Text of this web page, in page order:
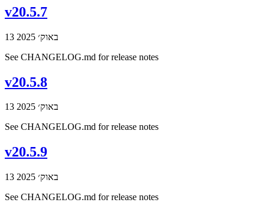
v20.5.7
13 באוק׳ 2025
See CHANGELOG.md for release notes
v20.5.8
13 באוק׳ 2025
See CHANGELOG.md for release notes
v20.5.9
13 באוק׳ 2025
See CHANGELOG.md for release notes